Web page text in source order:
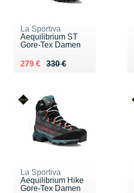
La Sportiva
Aequilibrium ST
Gore-Tex Damen
330 €
Au lieu de 330 €
279 €
Vendu 279 €
La Sportiva
Aequilibrium Hike
Gore-Tex Damen